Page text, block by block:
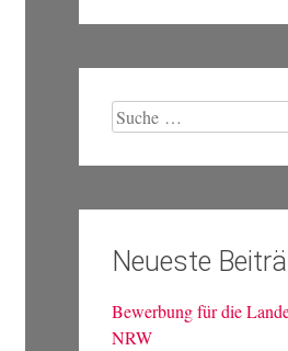
Suche
nach:
Neueste
Bewerbung für die
NRW